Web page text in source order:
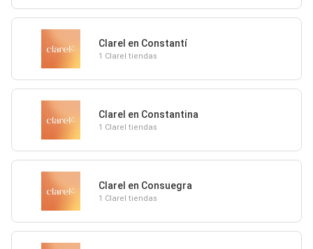
Clarel en Constantí
1 Clarel tiendas
Clarel en Constantina
1 Clarel tiendas
Clarel en Consuegra
1 Clarel tiendas